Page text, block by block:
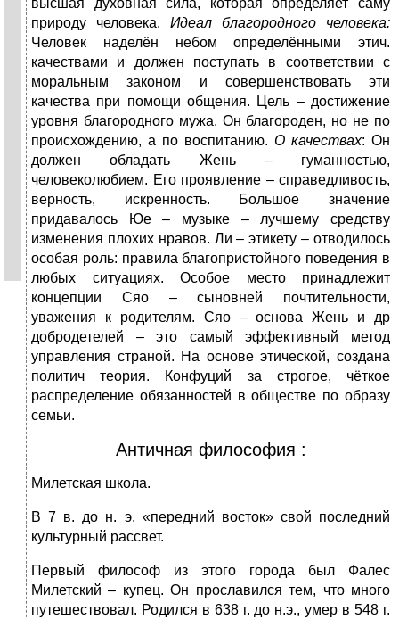
высшая духовная сила, которая определяет саму
природу человека. Идеал благородного человека:
Человек наделён небом определёнными этич.
качествами и должен поступать в соответствии с
моральным законом и совершенствовать эти
качества при помощи общения. Цель – достижение
уровня благородного мужа. Он благороден, но не по
происхождению, а по воспитанию. О качествах: Он
должен обладать Жень – гуманностью,
человеколюбием. Его проявление – справедливость,
верность, искренность. Большое значение
придавалось Юе – музыке – лучшему средству
изменения плохих нравов. Ли – этикету – отводилось
особая роль: правила благопристойного поведения в
любых ситуациях. Особое место принадлежит
концепции Сяо – сыновней почтительности,
уважения к родителям. Сяо – основа Жень и др
добродетелей – это самый эффективный метод
управления страной. На основе этической, создана
политич теория. Конфуций за строгое, чёткое
распределение обязанностей в обществе по образу
семьи.
Античная философия :
Милетская школа.
В 7 в. до н. э. «передний восток» свой последний
культурный рассвет.
Первый философ из этого города был Фалес
Милетский – купец. Он прославился тем, что много
путешествовал. Родился в 638 г. до н.э., умер в 548 г.